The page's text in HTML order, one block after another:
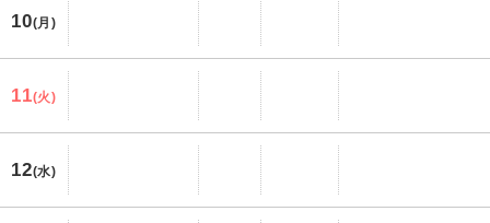
10(月)
11(火)
12(水)